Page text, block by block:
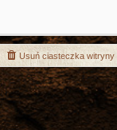
Usuń ciasteczka witryny